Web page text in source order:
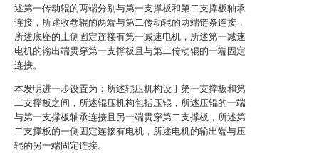
述第一传动辊的两端分别与第一支撑板和第二支撑板轴承
连接，所述收卷辊的两端与第二传动辊的两端链条连接，
所述底座的上侧固定连接有第一减速电机，所述第一减速
电机的输出端贯穿第一支撑板且与第二传动辊的一端固定
连接。
本发明进一步设置为：所述辊压机构设于第一支撑板和第
二支撑板之间，所述辊压机构包括压辊，所述压辊的一端
与第一支撑板轴承连接且另一端贯穿第二支撑板，所述第
二支撑板的一侧固定连接有电机，所述电机的输出端与压
辊的另一端固定连接。